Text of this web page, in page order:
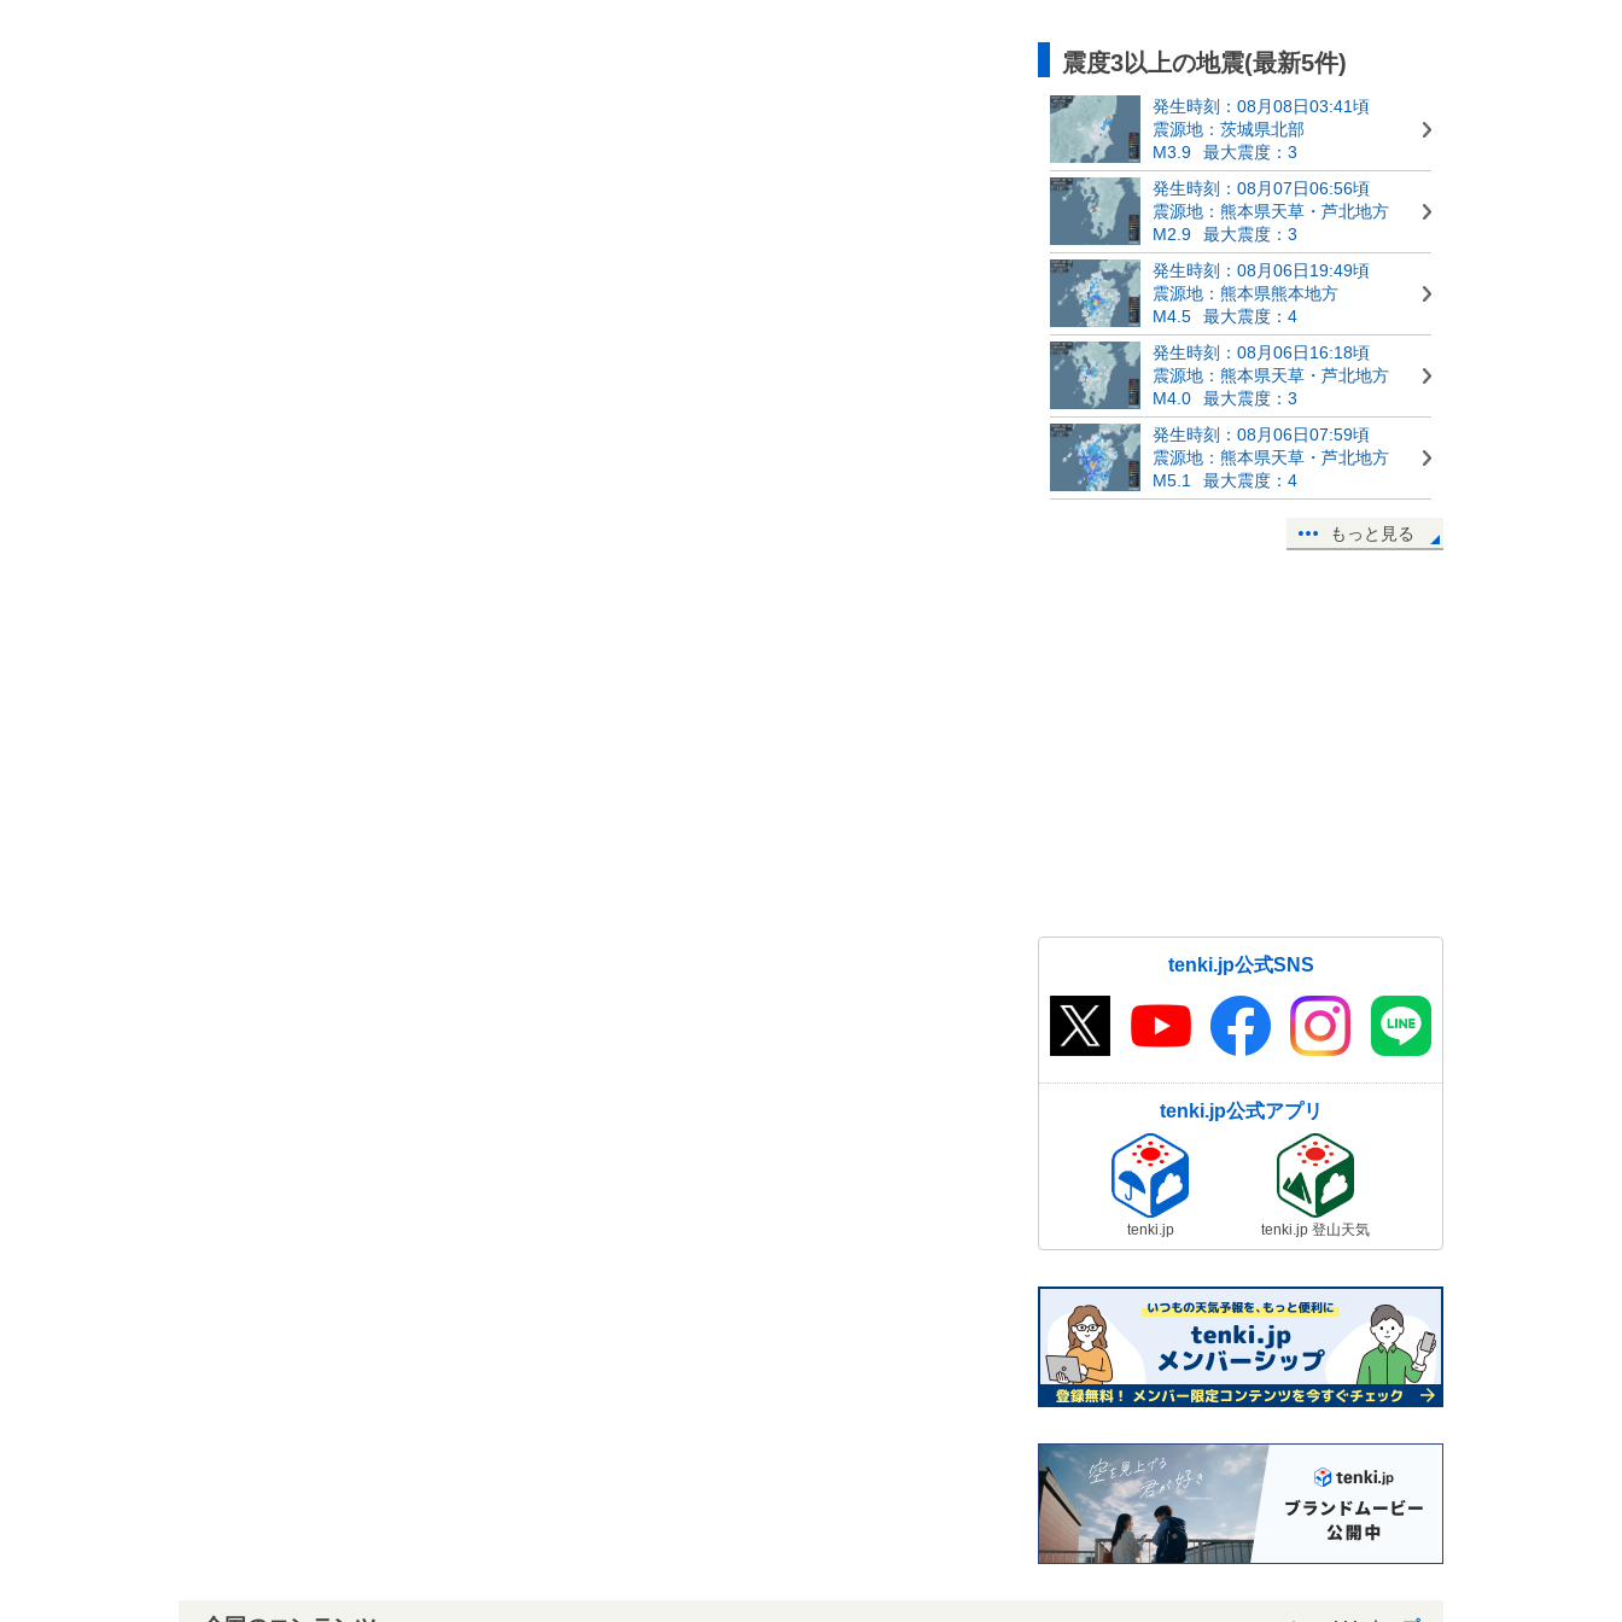
震度3以上の地震(最新5件)
発生時刻：08月08日03:41頃
震源地：茨城県北部
M3.9
最大震度：3
発生時刻：08月07日06:56頃
震源地：熊本県天草・芦北地方
M2.9
最大震度：3
発生時刻：08月06日19:49頃
震源地：熊本県熊本地方
M4.5
最大震度：4
発生時刻：08月06日16:18頃
震源地：熊本県天草・芦北地方
M4.0
最大震度：3
発生時刻：08月06日07:59頃
震源地：熊本県天草・芦北地方
M5.1
最大震度：4
もっと見る
tenki.jp公式SNS
tenki.jp公式アプリ
tenki.jp tenki.jp 登山天気